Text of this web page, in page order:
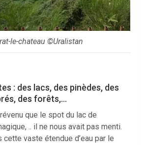
le-chateau ©Uralistan
: des lacs, des pinèdes, des
des forêts,…
que le spot du lac de
.. il ne nous avait pas menti.
cette vaste étendue d’eau par le